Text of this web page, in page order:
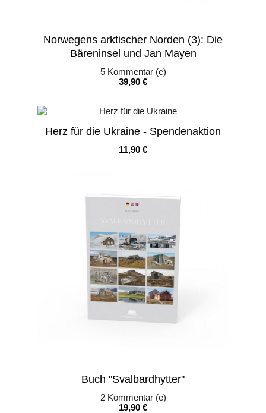
Norwegens arktischer Norden (3): Die
Bäreninsel und Jan Mayen
5Kommentar (e)
Preis
39,90 €
Herz für die Ukraine - Spendenaktion
Preis
11,90 €
Buch "Svalbardhytter"
2Kommentar (e)
Preis
19,90 €